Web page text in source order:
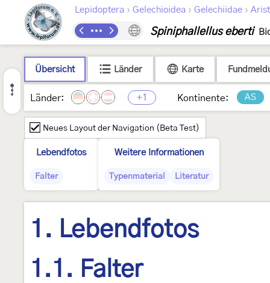
Lepidoptera › Gelechioidea › Gelechiidae ›
Spiniphallellus eberti
Übersicht Länder Karte
Länder: +1 Kontinente: AS
Neues Layout der Navigation (Beta Test)
Lebendfotos
Falter
Weitere Informationen
Typenmaterial Literatur
1. Lebendfotos
1.1. Falter